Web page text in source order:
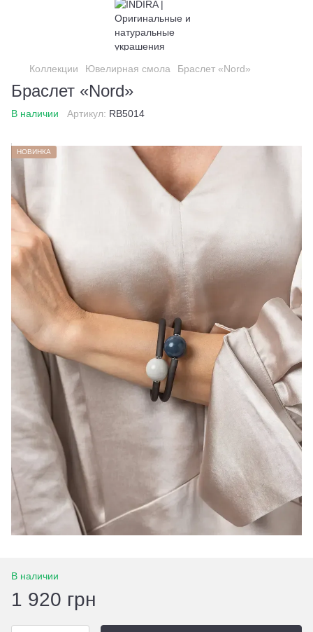
Коллекции Ювелирная смола Браслет «Nord»
Браслет «Nord»
В наличии Артикул: RB5014
НОВИНКА
В наличии
1 920 грн